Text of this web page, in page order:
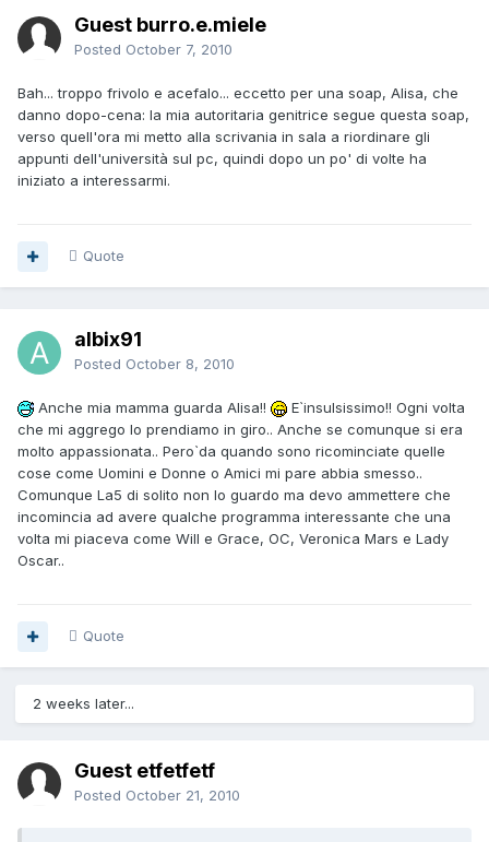
Guest burro.e.miele
Posted October 7, 2010
Bah... troppo frivolo e acefalo... eccetto per una soap, Alisa, che
danno dopo-cena: la mia autoritaria genitrice segue questa soap,
verso quell'ora mi metto alla scrivania in sala a riordinare gli
appunti dell'università sul pc, quindi dopo un po' di volte ha
iniziato a interessarmi.
Quote
albix91
Posted October 8, 2010
Anche mia mamma guarda Alisa!!
E`insulsissimo!! Ogni volta
che mi aggrego lo prendiamo in giro.. Anche se comunque si era
molto appassionata.. Pero`da quando sono ricominciate quelle
cose come Uomini e Donne o Amici mi pare abbia smesso..
Comunque La5 di solito non lo guardo ma devo ammettere che
incomincia ad avere qualche programma interessante che una
volta mi piaceva come Will e Grace, OC, Veronica Mars e Lady
Oscar..
Quote
2 weeks later...
Guest etfetfetf
Posted October 21, 2010